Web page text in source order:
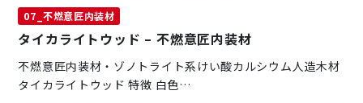
07_不燃意匠内装材
タイカライトウッド – 不燃意匠内装材
不燃意匠内装材・ゾノトライト系けい酸カルシウム人造木材
タイカライトウッド 特徴 白色…